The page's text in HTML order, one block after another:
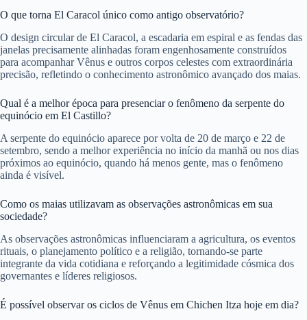
O que torna El Caracol único como antigo observatório?
O design circular de El Caracol, a escadaria em espiral e as fendas das
janelas precisamente alinhadas foram engenhosamente construídos
para acompanhar Vênus e outros corpos celestes com extraordinária
precisão, refletindo o conhecimento astronômico avançado dos maias.
Qual é a melhor época para presenciar o fenômeno da serpente do
equinócio em El Castillo?
A serpente do equinócio aparece por volta de 20 de março e 22 de
setembro, sendo a melhor experiência no início da manhã ou nos dias
próximos ao equinócio, quando há menos gente, mas o fenômeno
ainda é visível.
Como os maias utilizavam as observações astronômicas em sua
sociedade?
As observações astronômicas influenciaram a agricultura, os eventos
rituais, o planejamento político e a religião, tornando-se parte
integrante da vida cotidiana e reforçando a legitimidade cósmica dos
governantes e líderes religiosos.
É possível observar os ciclos de Vênus em Chichen Itza hoje em dia?